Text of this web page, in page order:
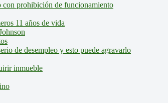
con prohibición de funcionamiento
11 años de vida
de desempleo y esto puede agravarlo
inmueble